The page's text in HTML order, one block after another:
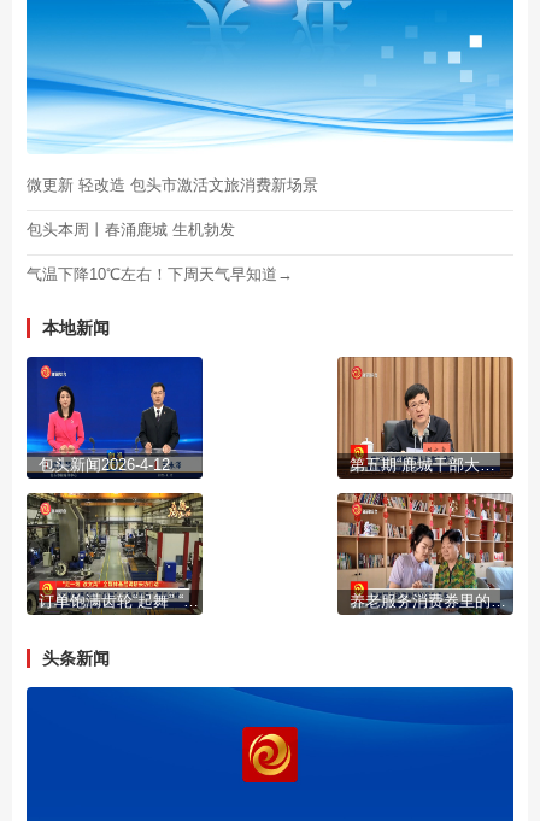
微更新 轻改造 包头市激活文旅消费新场景
包头本周丨春涌鹿城 生机勃发
气温下降10℃左右！下周天气早知道→
本地新闻
包头新闻2026-4-12 第五期“鹿城干部大讲堂”举行
订单饱满齿轮“起舞” “包头智造”覆盖全球 养老服务消费券里的民生温度
头条新闻